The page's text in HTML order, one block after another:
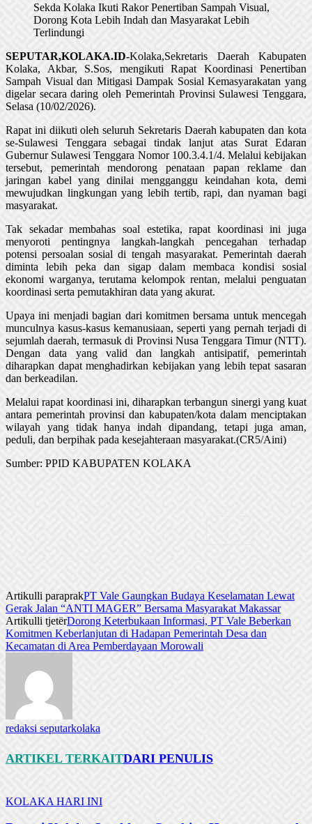
Sekda Kolaka Ikuti Rakor Penertiban Sampah Visual,
Dorong Kota Lebih Indah dan Masyarakat Lebih
Terlindungi
SEPUTAR,KOLAKA.ID-Kolaka,Sekretaris Daerah Kabupaten
Kolaka, Akbar, S.Sos, mengikuti Rapat Koordinasi Penertiban
Sampah Visual dan Mitigasi Dampak Sosial Kemasyarakatan yang
digelar secara daring oleh Pemerintah Provinsi Sulawesi Tenggara,
Selasa (10/02/2026).
Rapat ini diikuti oleh seluruh Sekretaris Daerah kabupaten dan kota
se-Sulawesi Tenggara sebagai tindak lanjut atas Surat Edaran
Gubernur Sulawesi Tenggara Nomor 100.3.4.1/4. Melalui kebijakan
tersebut, pemerintah mendorong penataan papan reklame dan
jaringan kabel yang dinilai mengganggu keindahan kota, demi
mewujudkan lingkungan yang lebih tertib, rapi, dan nyaman bagi
masyarakat.
Tak sekadar membahas soal estetika, rapat koordinasi ini juga
menyoroti pentingnya langkah-langkah pencegahan terhadap
potensi persoalan sosial di tengah masyarakat. Pemerintah daerah
diminta lebih peka dan sigap dalam membaca kondisi sosial
ekonomi warganya, terutama kelompok rentan, melalui penguatan
koordinasi serta pemutakhiran data yang akurat.
Upaya ini menjadi bagian dari komitmen bersama untuk mencegah
munculnya kasus-kasus kemanusiaan, seperti yang pernah terjadi di
sejumlah daerah, termasuk di Provinsi Nusa Tenggara Timur (NTT).
Dengan data yang valid dan langkah antisipatif, pemerintah
diharapkan dapat menghadirkan kebijakan yang lebih tepat sasaran
dan berkeadilan.
Melalui rapat koordinasi ini, diharapkan terbangun sinergi yang kuat
antara pemerintah provinsi dan kabupaten/kota dalam menciptakan
wilayah yang tidak hanya indah dipandang, tetapi juga aman,
peduli, dan berpihak pada kesejahteraan masyarakat.(CR5/Aini)
Sumber: PPID KABUPATEN KOLAKA
Artikulli paraprakPT Vale Gaungkan Budaya Keselamatan Lewat
Gerak Jalan “ANTI MAGER” Bersama Masyarakat Makassar
Artikulli tjetërDorong Keterbukaan Informasi, PT Vale Beberkan
Komitmen Keberlanjutan di Hadapan Pemerintah Desa dan
Kecamatan di Area Pemberdayaan Morowali
redaksi seputarkolaka
ARTIKEL TERKAITDARI PENULIS
KOLAKA HARI INI